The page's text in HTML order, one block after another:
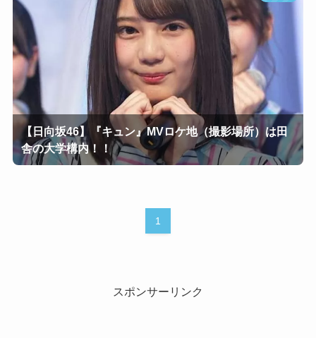
【日向坂46】『キュン』MVロケ地（撮影場所）は田
舎の大学構内！！
1
スポンサーリンク